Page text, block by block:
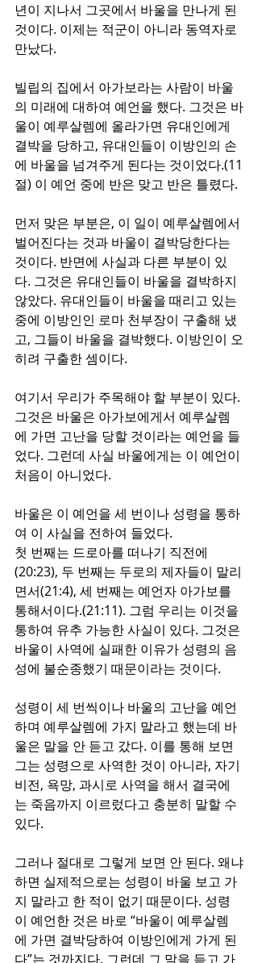
년이 지나서 그곳에서 바울을 만나게 된
것이다. 이제는 적군이 아니라 동역자로
만났다.
빌립의 집에서 아가보라는 사람이 바울
의 미래에 대하여 예언을 했다. 그것은 바
울이 예루살렘에 올라가면 유대인에게
결박을 당하고, 유대인들이 이방인의 손
에 바울을 넘겨주게 된다는 것이었다.(11
절) 이 예언 중에 반은 맞고 반은 틀렸다.
먼저 맞은 부분은, 이 일이 예루살렘에서
벌어진다는 것과 바울이 결박당한다는
것이다. 반면에 사실과 다른 부분이 있
다. 그것은 유대인들이 바울을 결박하지
않았다. 유대인들이 바울을 때리고 있는
중에 이방인인 로마 천부장이 구출해 냈
고, 그들이 바울을 결박했다. 이방인이 오
히려 구출한 셈이다.
여기서 우리가 주목해야 할 부분이 있다.
그것은 바울은 아가보에게서 예루살렘
에 가면 고난을 당할 것이라는 예언을 들
었다. 그런데 사실 바울에게는 이 예언이
처음이 아니었다.
바울은 이 예언을 세 번이나 성령을 통하
여 이 사실을 전하여 들었다.
첫 번째는 드로아를 떠나기 직전에
(20:23), 두 번째는 두로의 제자들이 말리
면서(21:4), 세 번째는 예언자 아가보를
통해서이다.(21:11). 그럼 우리는 이것을
통하여 유추 가능한 사실이 있다. 그것은
바울이 사역에 실패한 이유가 성령의 음
성에 불순종했기 때문이라는 것이다.
성령이 세 번씩이나 바울의 고난을 예언
하며 예루살렘에 가지 말라고 했는데 바
울은 말을 안 듣고 갔다. 이를 통해 보면
그는 성령으로 사역한 것이 아니라, 자기
비전, 욕망, 과시로 사역을 해서 결국에
는 죽음까지 이르렀다고 충분히 말할 수
있다.
그러나 절대로 그렇게 보면 안 된다. 왜냐
하면 실제적으로는 성령이 바울 보고 가
지 말라고 한 적이 없기 때문이다. 성령
이 예언한 것은 바로 “바울이 예루살렘
에 가면 결박당하여 이방인에게 가게 된
다”는 것까지다. 그런데 그 말을 듣고 가